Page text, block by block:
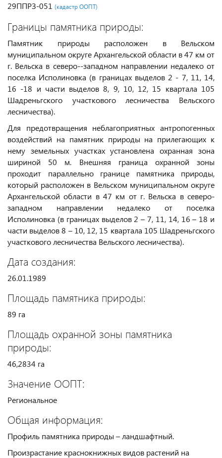
29ППРЗ-051 (кадастр ООПТ)
Границы памятника природы:
Памятник природы расположен в Вельском
муниципальном округе Архангельской области в 47 км от
г. Вельска в северо--западном направлении недалеко от
поселка Исполиновка (в границах выделов 2 - 7, 11, 14,
16 -18 и части выделов 8, 9, 10, 12, 15 квартала 105
Шадреньгского участкового лесничества Вельского
лесничества).
Для предотвращения неблагоприятных антропогенных
воздействий на памятник природы на прилегающих к
нему земельных участках установлена охранная зона
шириной 50 м. Внешняя граница охранной зоны
проходит параллельно границе памятника природы,
который расположен в Вельском муниципальном округе
Архангельской области в 47 км от г. Вельска в северо-
западном направлении недалеко от поселка
Исполиновка (в границах выделов 2 – 7, 11, 14, 16 – 18 и
части выделов 8 – 10, 12, 15 квартала 105 Шадреньгского
участкового лесничества Вельского лесничества).
Дата создания:
26.01.1989
Площадь памятника природы:
89 га
Площадь охранной зоны памятника
природы:
46,2834 га
Значение ООПТ:
Региональное
Общая информация:
Профиль памятника природы – ландшафтный.
Произрастание краснокнижных видов растений на